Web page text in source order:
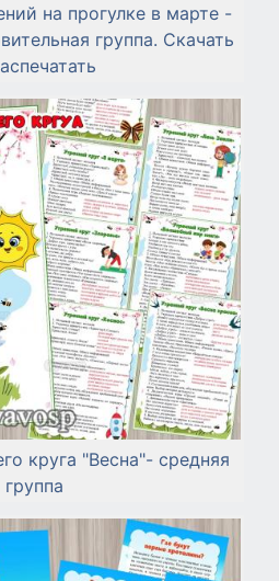
на прогулке в марте -
группа. Скачать
круга "Весна"- средняя
группа